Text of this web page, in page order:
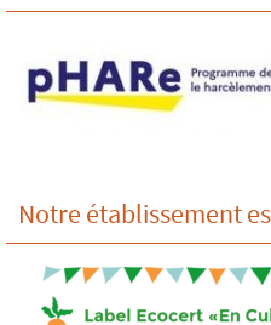
Notre établissement